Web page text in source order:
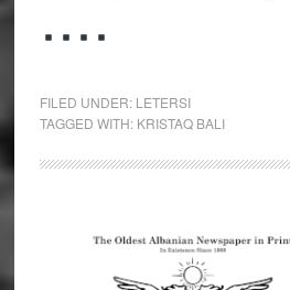
FILED UNDER: LETERSI
TAGGED WITH: KRISTAQ BALI